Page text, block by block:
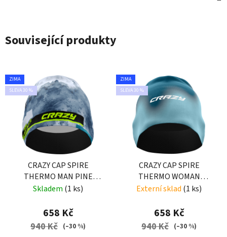
Související produkty
ZIMA
SLEVA 30 %
CRAZY CAP SPIRE
THERMO MAN PINE
TREE
Skladem (1 ks)
658 Kč
940 Kč (–30 %)
ZIMA
SLEVA 30 %
CRAZY CAP SPIRE
THERMO WOMAN
WOMAN EARLY
Externí sklad (1 ks)
658 Kč
940 Kč (–30 %)